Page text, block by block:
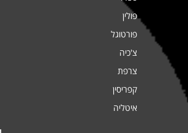
פולין
פורטוגל
צ'כיה
צרפת
קפריסין
איטליה